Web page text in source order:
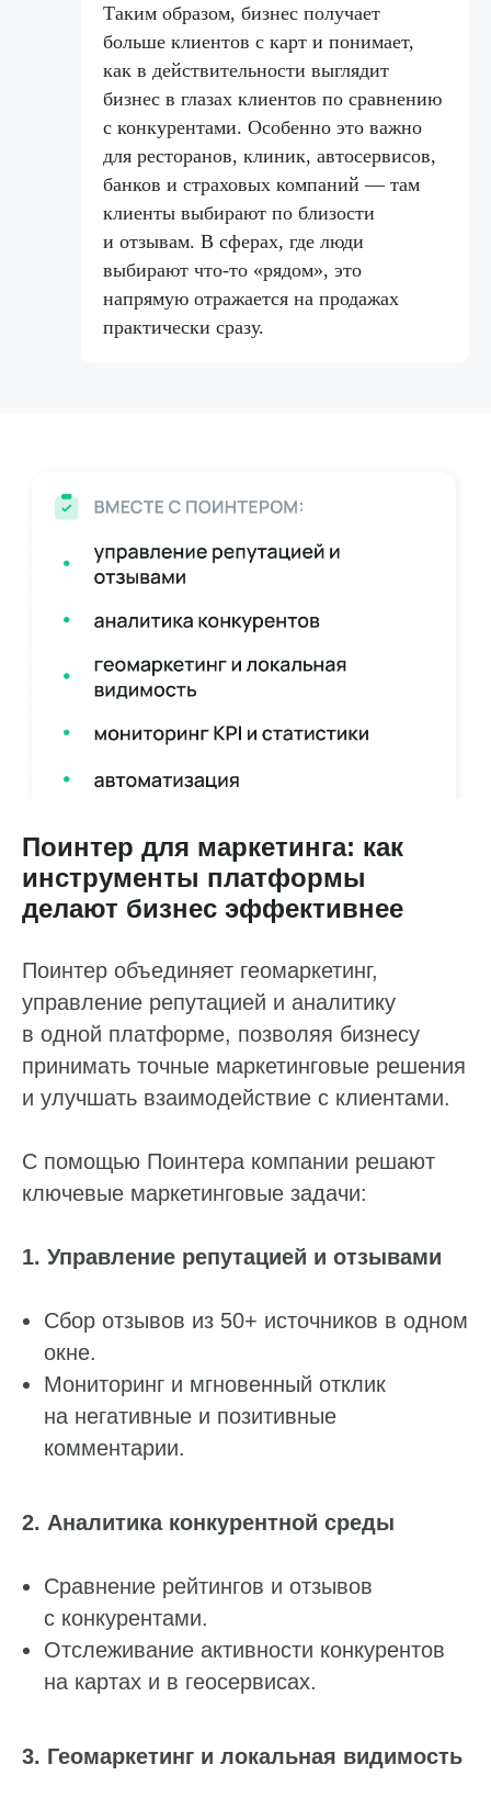
Таким образом, бизнес получает
больше клиентов с карт и понимает,
как в действительности выглядит
бизнес в глазах клиентов по сравнению
с конкурентами. Особенно это важно
для ресторанов, клиник, автосервисов,
банков и страховых компаний — там
клиенты выбирают по близости
и отзывам. В сферах, где люди
выбирают что-то «рядом», это
напрямую отражается на продажах
практически сразу.
Поинтер для маркетинга: как
инструменты платформы
делают бизнес эффективнее
Поинтер объединяет геомаркетинг,
управление репутацией и аналитику
в одной платформе, позволяя бизнесу
принимать точные маркетинговые решения
и улучшать взаимодействие с клиентами.
С помощью Поинтера компании решают
ключевые маркетинговые задачи:
1. Управление репутацией и отзывами
Сбор отзывов из 50+ источников в одном
окне.
Мониторинг и мгновенный отклик
на негативные и позитивные
комментарии.
2. Аналитика конкурентной среды
Сравнение рейтингов и отзывов
с конкурентами.
Отслеживание активности конкурентов
на картах и в геосервисах.
3. Геомаркетинг и локальная видимость
Оставьте заявку,
и мы свяжемся с вами
в течение часа
Пн — пт: 10:00–19:00
Комментарий
+7 495 995-58-24
sales@pntr.io